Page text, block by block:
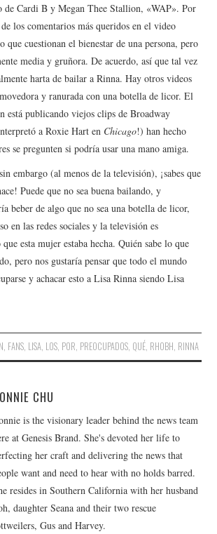
de Cardi B y Megan Thee Stallion, «WAP». Por
los comentarios más queridos en el video
que cuestionan el bienestar de una persona, pero
media y gruñora. De acuerdo, así que tal vez
harta de bailar a Rinna. Hay otros videos
y ranurada con una botella de licor. El
está publicando viejos clips de Broadway
a Roxie Hart en Chicago!) han hecho
se pregunten si podría usar una mano amiga.
embargo (al menos de la televisión), ¡sabes que
Puede que no sea buena bailando, y
beber de algo que no sea una botella de licor,
en las redes sociales y la televisión es
esta mujer estaba hecha. Quién sabe lo que
pero nos gustaría pensar que todo el mundo
y achacar esto a Lisa Rinna siendo Lisa
FANS, LISA, LOS, POR PREOCUPADOS, QUÉ, RHOBH RINNA
CHU
is the visionary leader behind the news team
at Genesis Brand. She's devoted her life to
her craft and delivering the news that
want and need to hear with no holds barred.
resides in Southern California with her husband
daughter Seana and their two rescue
Gus and Harvey.